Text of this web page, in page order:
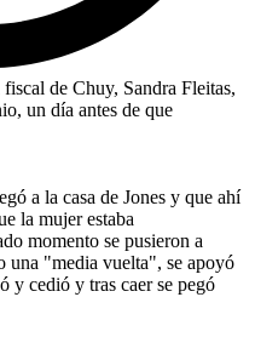
de Chuy, Sandra Fleitas,
un día antes de que
a la casa de Jones y que ahí
la mujer estaba
momento se pusieron a
una "media vuelta", se apoyó
y cedió y tras caer se pegó